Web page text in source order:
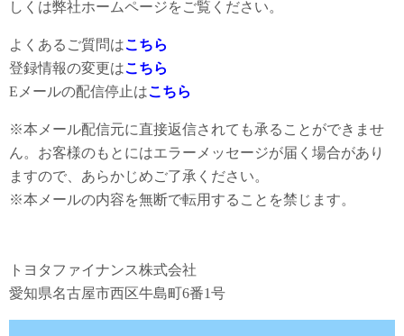
しくは弊社ホームページをご覧ください。
よくあるご質問はこちら
登録情報の変更はこちら
Eメールの配信停止はこちら
※本メール配信元に直接返信されても承ることができませ
ん。お客様のもとにはエラーメッセージが届く場合があり
ますので、あらかじめご了承ください。
※本メールの内容を無断で転用することを禁じます。
トヨタファイナンス株式会社
愛知県名古屋市西区牛島町6番1号